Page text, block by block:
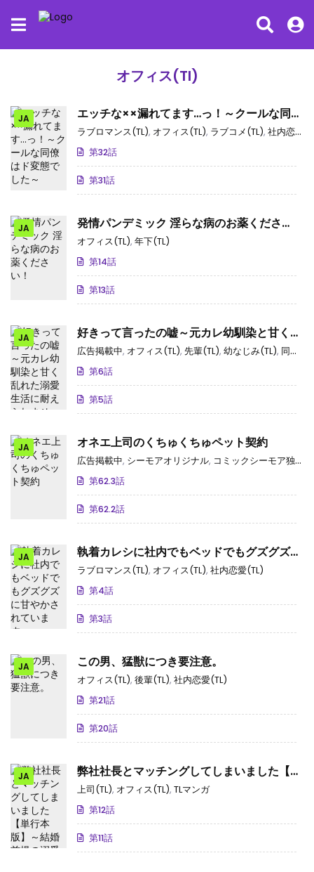
オフィス(Tl)
JA
エッチな××漏れてます…っ！～クールな同僚
はド変態でした～
ラブロマンス(TL), オフィス(TL), ラブコメ(TL), 社内恋愛(TL)
第32話
第31話
JA
発情パンデミック 淫らな病のお薬くださ
い！
オフィス(TL), 年下(TL)
第14話
第13話
JA
好きって言ったの嘘～元カレ幼馴染と甘く乱
れた溺愛生活に耐えられません！
広告掲載中, オフィス(TL), 先輩(TL), 幼なじみ(TL), 同級生(TL)
第6話
第5話
JA オネエ上司のくちゅくちゅペット契約
広告掲載中, シーモアオリジナル, コミックシーモア独占･先行
第62.3話
第62.2話
JA
執着カレシに社内でもベッドでもグズグズに
甘やかされています。
ラブロマンス(TL), オフィス(TL), 社内恋愛(TL)
第4話
第3話
JA この男、猛獣につき要注意。
オフィス(TL), 後輩(TL), 社内恋愛(TL)
第21話
第20話
JA
弊社社長とマッチングしてしまいました【単
行本版】～結婚前提の溺愛が甘くて真剣～
上司(TL), オフィス(TL), TLマンガ
第12話
第11話